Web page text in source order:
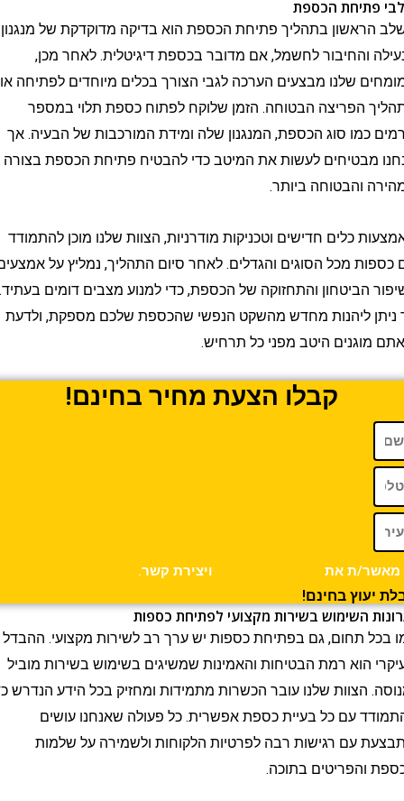
הכספת
בתהליך פתיחת הכספת הוא בדיקה מדוקדקת של מנגנון
והחיבור לחשמל, אם מדובר בכספת דיגיטלית. לאחר מכן,
שלנו מבצעים הערכה לגבי הצורך בכלים מיוחדים לפתיחה או
הפריצה הבטוחה. הזמן שלוקח לפתוח כספת תלוי במספר
כמו סוג הכספת, המנגנון שלה ומידת המורכבות של הבעיה. אך
לעשות את המיטב כדי להבטיח פתיחת הכספת בצורה
והבטוחה ביותר.
כלים חדישים וטכניקות מודרניות, הצוות שלנו מוכן להתמודד
מכל הסוגים והגדלים. לאחר סיום התהליך, נמליץ על אמצעים
הביטחון והתחזוקה של הכספת, כדי למנוע מצבים דומים בעתיד.
ליהנות מחדש מהשקט הנפשי שהכספת שלכם מספקת, ולדעת
היטב מפני כל תרחיש.
קבלו הצעת מחיר בחינם!
ת אתמדיניות הפרטיות ויצירת קשר.
בחינם!
השימוש בשירות מקצועי לפתיחת כספות
תחום, גם בפתיחת כספות יש ערך רב לשירות מקצועי. ההבדל
הוא רמת הבטיחות והאמינות שמשיגים בשימוש בשירות מוביל
הצוות שלנו עובר הכשרות מתמידות ומחזיק בכל הידע הנדרש כדי
עם כל בעיית כספת אפשרית. כל פעולה שאנחנו עושים
עם רגישות רבה לפרטיות הלקוחות ולשמירה על שלמות
בתוכה.